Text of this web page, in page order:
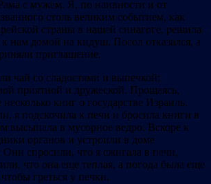
с мужем. Я, по наивности и от
столь великим событием, как
страны в нашей синагоге, решила
к нам домой на кидуш. Посол отказался, а
приглашение.
чай со сладостями и выпечкой;
приятной и дружеской. Прощаясь,
книг о государстве Израиль.
я подскочила к печи и бросила книги в
высыпала в мусорное ведро. Вскоре к
органов и устроили в доме
спросили, что я сжигала в печи,
что она еще теплая, а погода была еще
греться у печки.